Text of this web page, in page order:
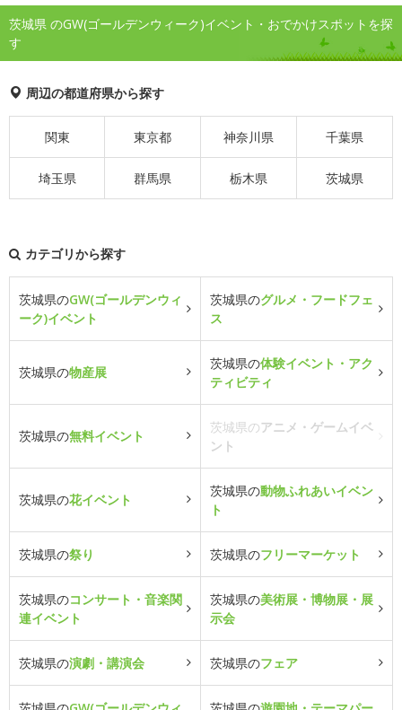
茨城県 のGW(ゴールデンウィーク)イベント・おでかけスポットを探
す
周辺の都道府県から探す
関東 東京都 神奈川県 千葉県
埼玉県 群馬県 栃木県 茨城県
カテゴリから探す
茨城県のGW(ゴールデンウィ
ーク)イベント
茨城県のグルメ・フードフェ
ス
茨城県の物産展
茨城県の体験イベント・アク
ティビティ
茨城県の無料イベント
茨城県のアニメ・ゲームイベ
ント
茨城県の花イベント
茨城県の動物ふれあいイベン
ト
茨城県の祭り 茨城県のフリーマーケット
茨城県のコンサート・音楽関
連イベント
茨城県の美術展・博物展・展
示会
茨城県の演劇・講演会 茨城県のフェア